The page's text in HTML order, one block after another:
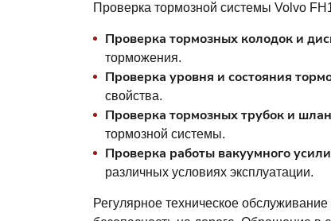
Проверка тормозной системы Volvo
Проверка тормозных колодок и
торможения.
Проверка уровня и состояния
свойства.
Проверка тормозных трубок и
тормозной системы.
Проверка работы вакуумного
различных условиях эксплуатации.
Регулярное техническое